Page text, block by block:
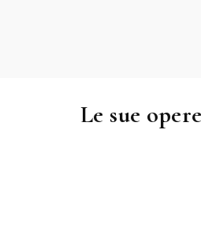
Le sue